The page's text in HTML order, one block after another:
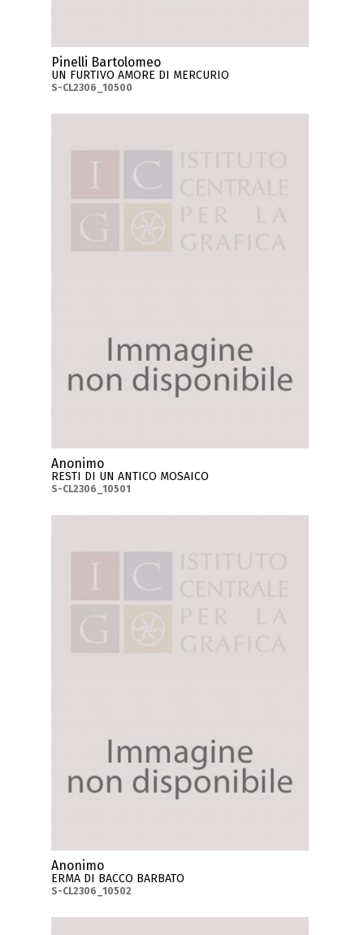
Pinelli Bartolomeo
UN FURTIVO AMORE DI MERCURIO
S-CL2306_10500
Anonimo
RESTI DI UN ANTICO MOSAICO
S-CL2306_10501
Anonimo
ERMA DI BACCO BARBATO
S-CL2306_10502